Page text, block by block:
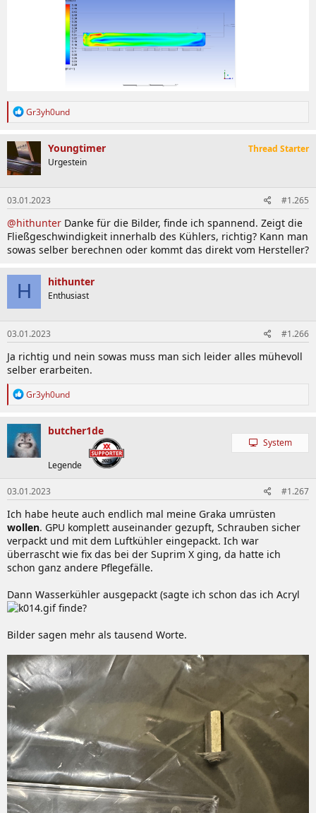
R
k
t
i
o
n
e
n
:
Gr3yh0und
Youngtimer
Urgestein
Thread Starter
03.01.2023 #1.265
@hithunter Danke für die Bilder, finde ich spannend. Zeigt die
Fließgeschwindigkeit innerhalb des Kühlers, richtig? Kann man
sowas selber berechnen oder kommt das direkt vom Hersteller?
H hithunter
Enthusiast
03.01.2023 #1.266
Ja richtig und nein sowas muss man sich leider alles mühevoll
selber erarbeiten.
R
k
t
i
o
n
Gr3yh0und
butcher1de
Legende
System
03.01.2023 #1.267
Ich habe heute auch endlich mal meine Graka umrüsten
wollen. GPU komplett auseinander gezupft, Schrauben sicher
verpackt und mit dem Luftkühler eingepackt. Ich war
überrascht wie fix das bei der Suprim X ging, da hatte ich
schon ganz andere Pflegefälle.
Dann Wasserkühler ausgepackt (sagte ich schon das ich Acryl
finde?
Bilder sagen mehr als tausend Worte.